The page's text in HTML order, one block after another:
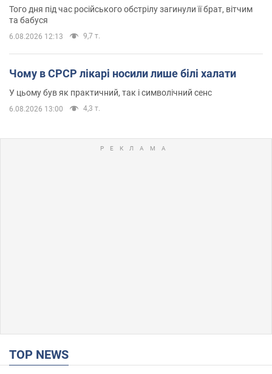
Того дня під час російського обстрілу загинули її брат, вітчим
та бабуся
6.08.2026 12:13 9,7 т.
Чому в СРСР лікарі носили лише білі халати
У цьому був як практичний, так і символічний сенс
6.08.2026 13:00 4,3 т.
TOP NEWS